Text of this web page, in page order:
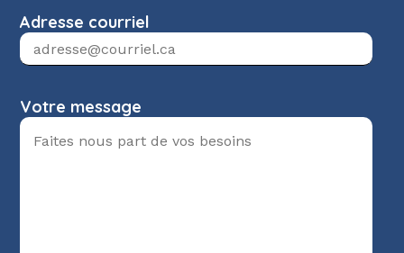
Adresse courriel
Votre message